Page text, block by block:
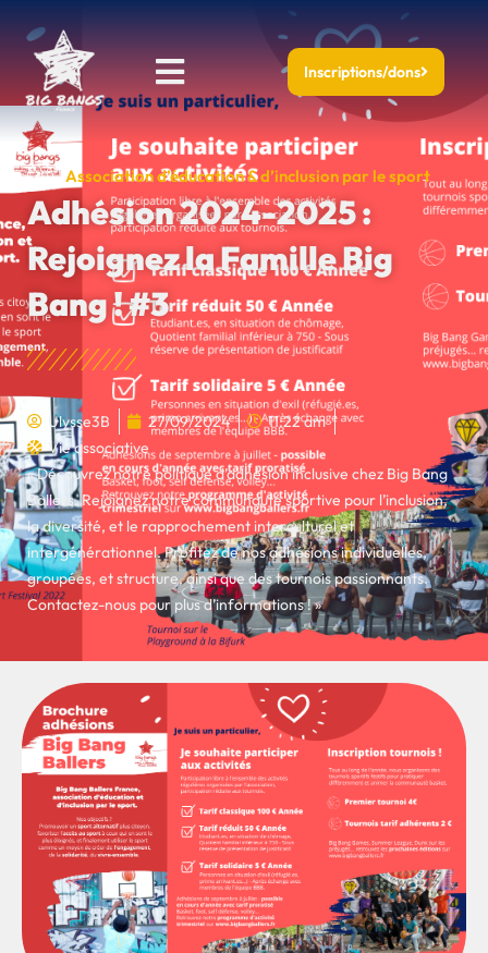
contenu
Menu
Inscriptions/dons
Association d’éducation & d’inclusion par le sport
Adhésion 2024-2025 :
Rejoignez la Famille Big
Bang ! #3
Ulysse3B 27/09/2024
11:22 am
Vie associative
« Découvrez notre politique d’adhésion inclusive chez Big Bang
Ballers. Rejoignez notre communauté sportive pour l’inclusion,
la diversité, et le rapprochement interculturel et
intergénérationnel. Profitez de nos adhésions individuelles,
groupées, et structure, ainsi que des tournois passionnants.
Contactez-nous pour plus d’informations ! »